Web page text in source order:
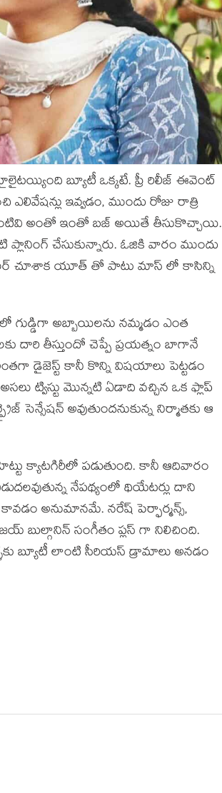
బ్యూటీ ఒక్కటే. ప్రీ రిలీజ్ ఈవెంట్
ఇవ్వడం, ముందు రోజు రాత్రి
అంతో ఇంతో బజ్ అయితే తీసుకొచ్చాయి.
చేసుకున్నారు. ఓజికి వారం ముందు
చూశాక యూత్ తో పాటు మాస్ లో కాసిన్ని
గుడ్డిగా అబ్బాయిలను నమ్మడం ఎంత
దారి తీస్తుందో చెప్పే ప్రయత్నం బాగానే
డైజెస్ట్ కానీ కొన్ని విషయాలు పెట్టడం
ట్విస్టు మొన్నటి ఏడాది వచ్చిన ఒక ఫ్లాప్
సెన్సేషన్ అవుతుందనుకున్న నిర్మాతకు ఆ
క్యాటగిరీలో పడుతుంది. కానీ ఆదివారం
నేపథ్యంలో థియేటర్లు దాని
అనుమానమే. నరేష్ పెర్ఫార్మన్స్,
సంగీతం ప్లస్ గా నిలిచింది.
బ్యూటీ లాంటి సీరియస్ డ్రామాలు అనడం